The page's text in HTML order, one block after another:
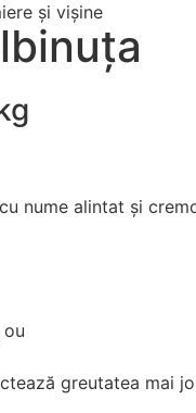
și vișine
nume alintat și
greutatea mai